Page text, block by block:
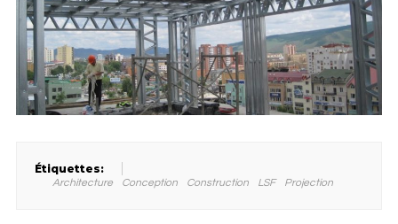
Étiquettes:
Architecture Conception Construction LSF Projection